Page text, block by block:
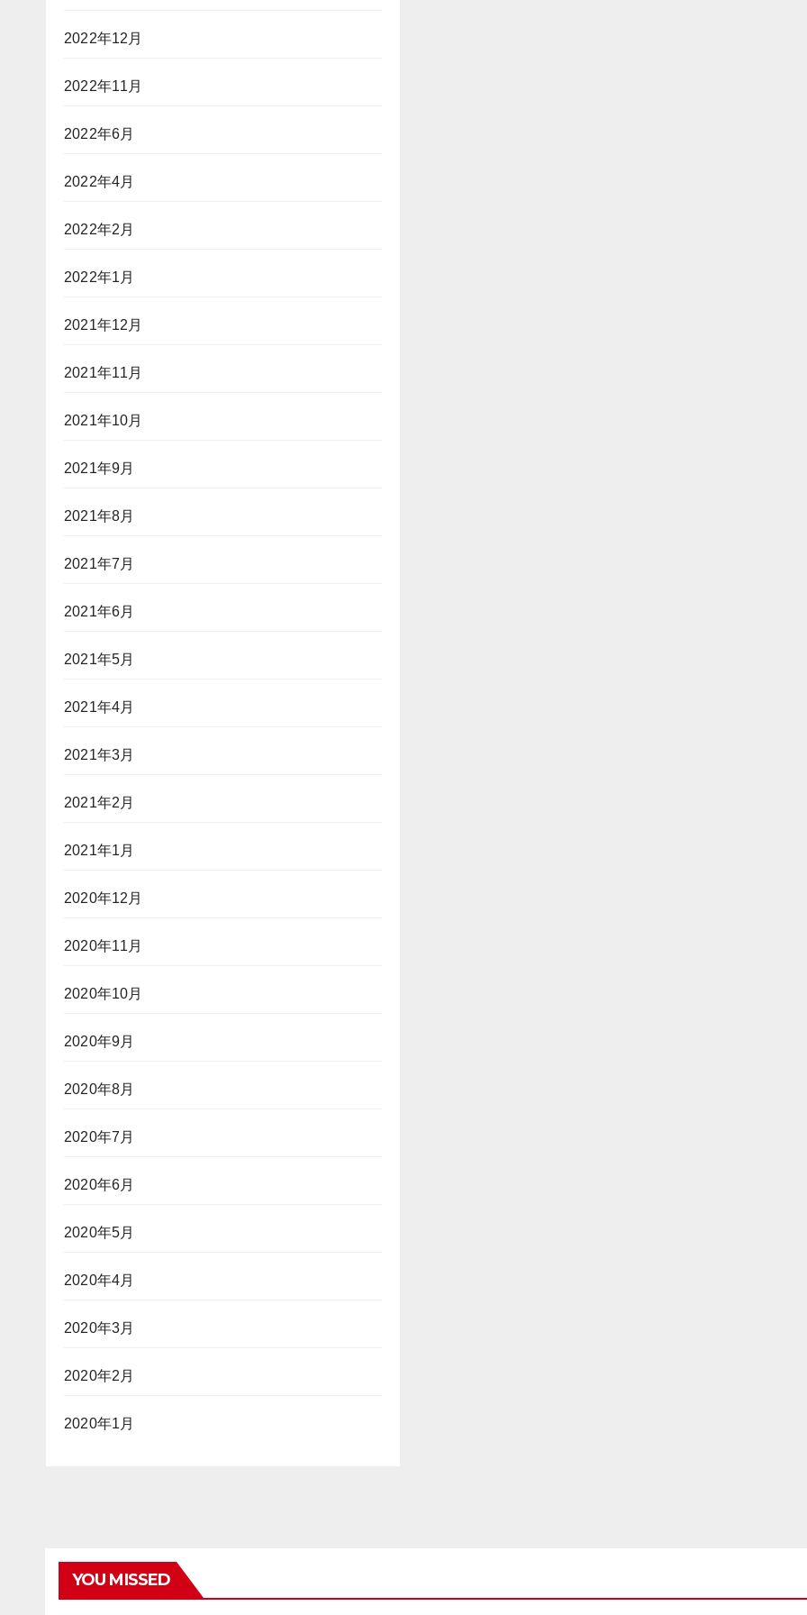
2022年12月
2022年11月
2022年6月
2022年4月
2022年2月
2022年1月
2021年12月
2021年11月
2021年10月
2021年9月
2021年8月
2021年7月
2021年6月
2021年5月
2021年4月
2021年3月
2021年2月
2021年1月
2020年12月
2020年11月
2020年10月
2020年9月
2020年8月
2020年7月
2020年6月
2020年5月
2020年4月
2020年3月
2020年2月
2020年1月
YOU MISSED